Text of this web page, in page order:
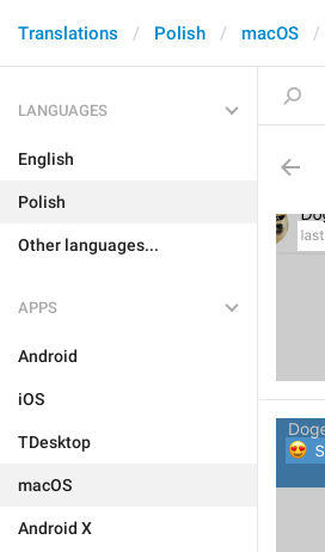
Translations Polish macOS
LANGUAGES
English
Polish
Other languages...
APPS
Android
iOS
TDesktop
macOS
Android X